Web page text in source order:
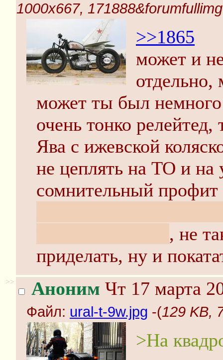
1000x667,
>>1865
может и
отдельно,
может ты был
очень тонко
Ява с ижевской
не цеплять на ТО и на
сомнительный
, не
приделать, ну и
>> Аноним Чт 17 марта
Файл: ural-t-9w.jpg -(129 KB,
>На